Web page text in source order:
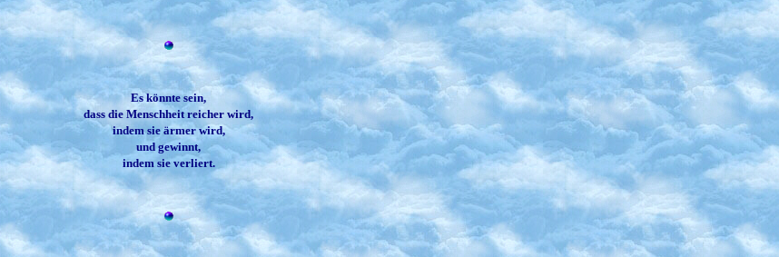
Es könnte sein,
dass die Menschheit reicher wird,
indem sie ärmer wird,
und gewinnt,
indem sie verliert.